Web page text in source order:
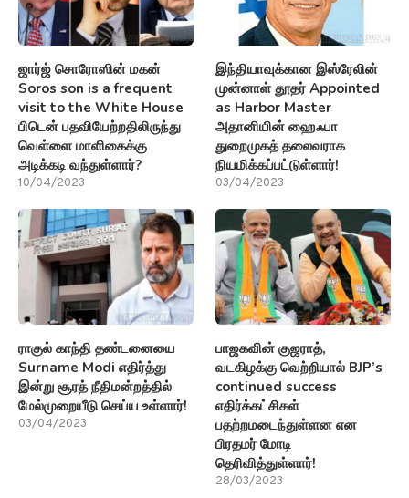
ஜார்ஜ் சொரோஸின் மகன்
Soros son is a frequent
visit to the White House
பிடென் பதவியேற்றதிலிருந்து
வெள்ளை மாளிகைக்கு
அடிக்கடி வந்துள்ளார்?
10/04/2023
இந்தியாவுக்கான இஸ்ரேலின்
முன்னாள் தூதர் Appointed
as Harbor Master
அதானியின் ஹைஃபா
துறைமுகத் தலைவராக
நியமிக்கப்பட்டுள்ளார்!
03/04/2023
ராகுல் காந்தி தண்டனையை
Surname Modi எதிர்த்து
இன்று சூரத் நீதிமன்றத்தில்
மேல்முறையீடு செய்ய உள்ளார்!
03/04/2023
பாஜகவின் குஜராத்,
வடகிழக்கு வெற்றியால் BJP’s
continued success
எதிர்க்கட்சிகள்
பதற்றமடைந்துள்ளன என
பிரதமர் மோடி
தெரிவித்துள்ளார்!
28/03/2023